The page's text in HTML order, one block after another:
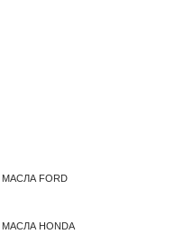
МАСЛА FORD
МАСЛА HONDA